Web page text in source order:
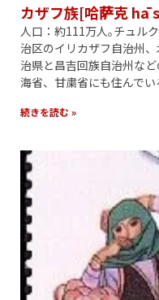
カザフ族[哈萨克 hā
人口：約111万人｡チュル
治区のイリカザフ自治州
治県と昌吉回族自治州な
海省、甘粛省にも住んで
続きを読む »